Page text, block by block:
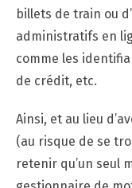
billets de train ou
administratifs en
comme les
de crédit, etc.
Ainsi, et au lieu
(au risque de se
retenir qu’un seul